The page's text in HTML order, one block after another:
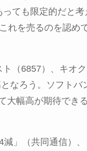
ても限定的だと考
れを売るのを認め
（6857 ）、キオ
なろう。ソフトバ
大幅高が期待でき
減」（共同通信）、